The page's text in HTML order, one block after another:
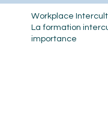
Workplace
La formation
importance